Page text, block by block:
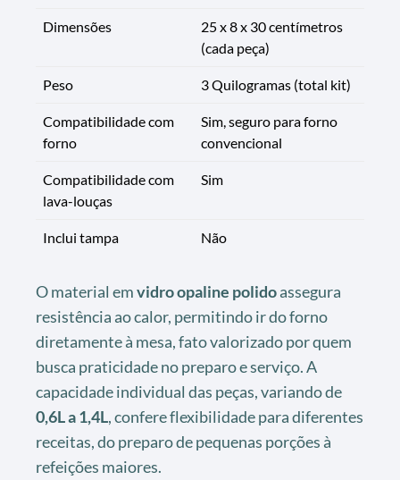
Dimensões
25 x 8 x 30 centímetros
(cada peça)
Peso 3 Quilogramas (total kit)
Compatibilidade com
forno
Sim, seguro para forno
convencional
Compatibilidade com
lava-louças
Sim
Inclui tampa Não
O material emvidro opaline polidoassegura
resistência ao calor, permitindo ir do forno
diretamente à mesa, fato valorizado por quem
busca praticidade no preparo e serviço. A
capacidade individual das peças, variando de
0,6L a 1,4L, confere flexibilidade para diferentes
receitas, do preparo de pequenas porções à
refeições maiores.